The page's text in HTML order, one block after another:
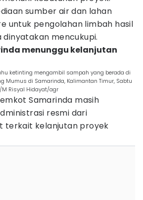
sumber air dan lahan
untuk pengolahan limbah hasil
mencukupi.
menunggu kelanjutan
ketinting mengambil sampah yang berada di
Mumus di Samarinda, Kalimantan Timur, Sabtu
M Risyal Hidayat/agr
Samarinda masih
resmi dari
terkait kelanjutan proyek